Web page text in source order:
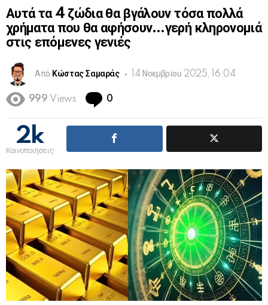
Αυτά τα 4 ζώδια θα βγάλουν τόσα πολλά
χρήματα που θα αφήσουν…γερή κληρονομιά
στις επόμενες γενιές
Από Κώστας Σαμαράς 14 Νοεμβρίου 2025, 16:04
999 Views 0
2k
Κοινοποιήσεις